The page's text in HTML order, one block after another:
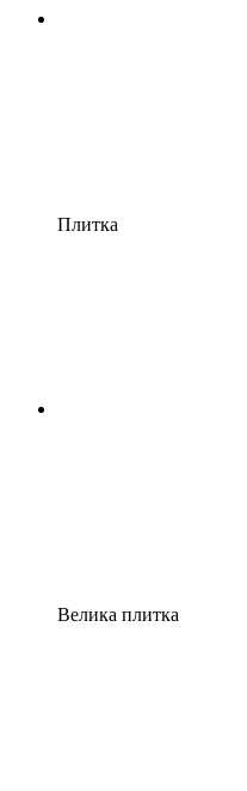
Плитка
Велика плитка